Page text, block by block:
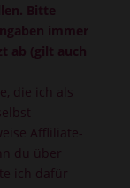
Bitte
immer
ab (gilt auch
die ich als
Affliliate-
du über
ich dafür